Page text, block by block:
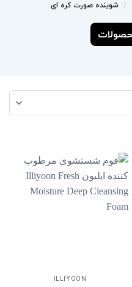
/ شوینده صورت کره ای
ILLIYOON